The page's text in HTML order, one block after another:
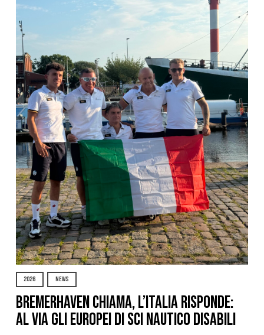
2026 NEWS
Bremerhaven chiama, l’Italia risponde:
al via gli Europei di Sci Nautico Disabili